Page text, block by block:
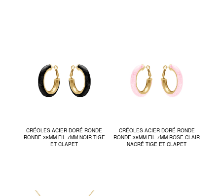
CRÉOLES ACIER DORÉ RONDE
RONDE 38MM FIL 7MM NOIR TIGE
ET CLAPET
CRÉOLES ACIER DORÉ RONDE
RONDE 38MM FIL 7MM ROSE CLAIR
NACRÉ TIGE ET CLAPET